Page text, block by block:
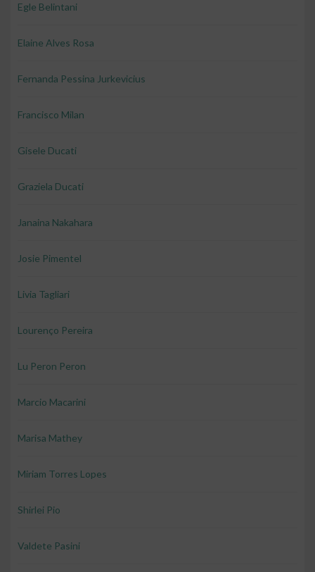
Egle Belintani
Elaine Alves Rosa
Fernanda Pessina Jurkevicius
Francisco Milan
Gisele Ducati
Graziela Ducati
Janaina Nakahara
Josie Pimentel
Livia Tagliari
Lourenço Pereira
Lu Peron Peron
Marcio Macarini
Marisa Mathey
Miriam Torres Lopes
Shirlei Pio
Valdete Pasini